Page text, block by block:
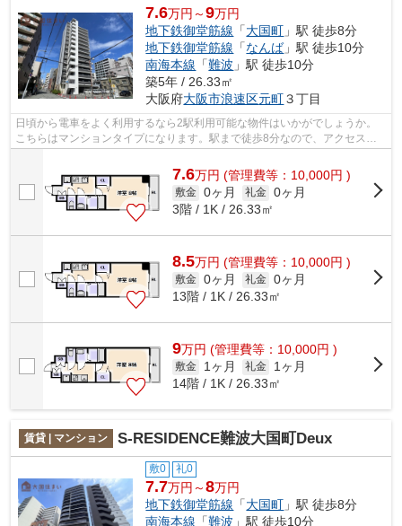
7.6万円～9万円
地下鉄御堂筋線 「大国町 」駅 徒歩8分
地下鉄御堂筋線 「なんば」駅 徒歩10分
南海本線 「難波 」駅 徒歩10分
築5年 / 26.33㎡
大阪府大阪市浪速区元町３丁目
日頃から電車をよく利用するなら2駅利用可能な物件はいかがでしょうか。
こちらはマンションタイプになります。駅まで徒歩8分なので、アクセスの
良い物件です。共用部には敷地内ごみ置...
7.6万円 (管理費等：10,000円 )
敷金 0ヶ月 礼金 0ヶ月
3階 / 1K / 26.33㎡
8.5万円 (管理費等：10,000円 )
敷金 0ヶ月 礼金 0ヶ月
13階 / 1K / 26.33㎡
9万円 (管理費等：10,000円 )
敷金 1ヶ月 礼金
1ヶ月
14階 / 1K / 26.33㎡
賃貸 | マンション S-RESIDENCE難波大国町Deux
敷0 礼0
7.7万円～8万円
地下鉄御堂筋線 「大国町 」駅 徒歩8分
南海本線 「難波 」駅 徒歩10分